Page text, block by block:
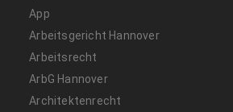
App
Arbeitsgericht Hannover
Arbeitsrecht
ArbG Hannover
Architektenrecht